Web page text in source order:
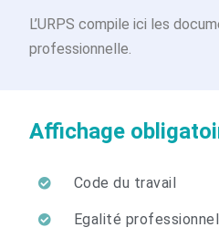
L’URPS compile ici les
professionnelle.
Affichage
Code du travail
Egalité